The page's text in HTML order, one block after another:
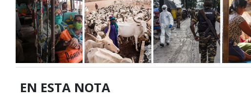
EN ESTA NOTA